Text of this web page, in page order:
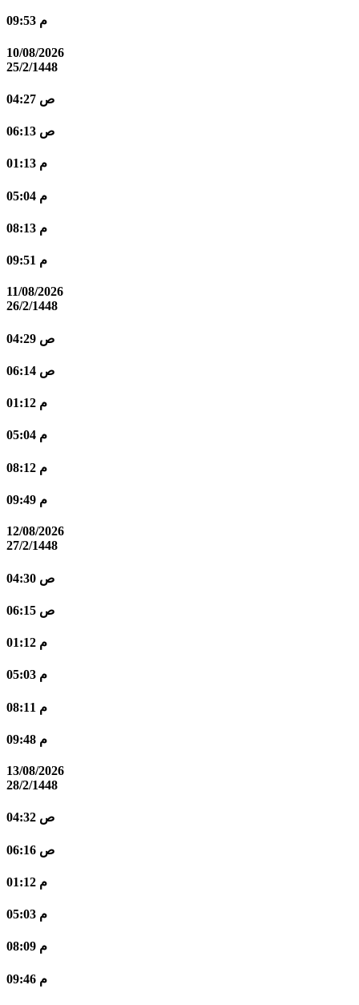
09:53 م
10/08/2026
25/2/1448
04:27 ص
06:13 ص
01:13 م
05:04 م
08:13 م
09:51 م
11/08/2026
26/2/1448
04:29 ص
06:14 ص
01:12 م
05:04 م
08:12 م
09:49 م
12/08/2026
27/2/1448
04:30 ص
06:15 ص
01:12 م
05:03 م
08:11 م
09:48 م
13/08/2026
28/2/1448
04:32 ص
06:16 ص
01:12 م
05:03 م
08:09 م
09:46 م